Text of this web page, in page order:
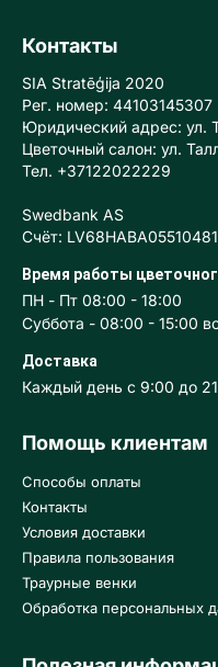
Контакты
SIA Stratēģija 2020
Рег. номер: 44103145307
Юридический адрес: ул.
Цветочный салон: ул.
Тел. +37122022229
Swedbank AS
Счёт:
Время работы
ПН - Пт 08:00 - 18:00
Суббота - 08:00 - 15:00
Доставка
Каждый день с 9:00 до
Помощь клиентам
Способы оплаты
Контакты
Условия доставки
Правила пользования
Траурные венки
Обработка персональных